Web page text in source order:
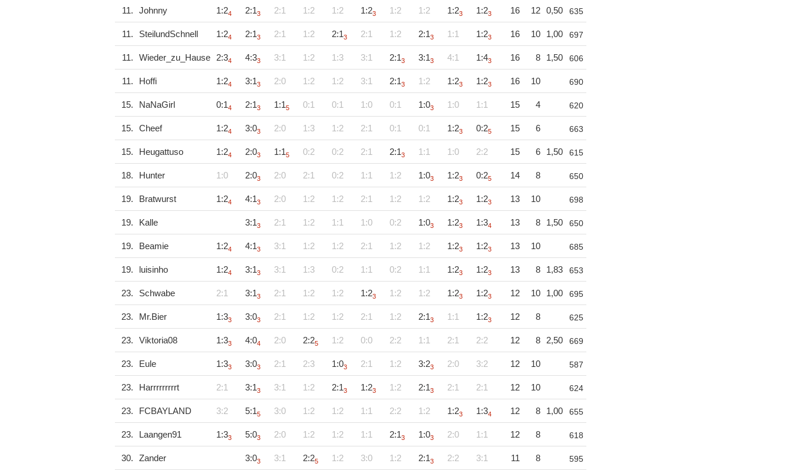
11. Johnny 1:24 2:13 2:1 1:2 1:2 1:23 1:2 1:2 1:23 1:23 16 12 0,50 635
11. SteilundSchnell 1:24 2:13 2:1 1:2 2:13 2:1 1:2 2:13 1:1 1:23 16 10 1,00 697
11. Wieder_zu_Hause 2:34 4:33 3:1 1:2 1:3 3:1 2:13 3:13 4:1 1:43 16 8 1,50 606
11. Hoffi 1:24 3:13 2:0 1:2 1:2 3:1 2:13 1:2 1:23 1:23 16 10 690
15. NaNaGirl 0:14 2:13 1:15 0:1 0:1 1:0 0:1 1:03 1:0 1:1 15 4 620
15. Cheef 1:24 3:03 2:0 1:3 1:2 2:1 0:1 0:1 1:23 0:25 15 6 663
15. Heugattuso 1:24 2:03 1:15 0:2 0:2 2:1 2:13 1:1 1:0 2:2 15 6 1,50 615
18. Hunter 1:0 2:03 2:0 2:1 0:2 1:1 1:2 1:03 1:23 0:25 14 8 650
19. Bratwurst 1:24 4:13 2:0 1:2 1:2 2:1 1:2 1:2 1:23 1:23 13 10 698
19. Kalle 3:13 2:1 1:2 1:1 1:0 0:2 1:03 1:23 1:34 13 8 1,50 650
19. Beamie 1:24 4:13 3:1 1:2 1:2 2:1 1:2 1:2 1:23 1:23 13 10 685
19. luisinho 1:24 3:13 3:1 1:3 0:2 1:1 0:2 1:1 1:23 1:23 13 8 1,83 653
23. Schwabe 2:1 3:13 2:1 1:2 1:2 1:23 1:2 1:2 1:23 1:23 12 10 1,00 695
23. Mr.Bier 1:33 3:03 2:1 1:2 1:2 2:1 1:2 2:13 1:1 1:23 12 8 625
23. Viktoria08 1:33 4:04 2:0 2:25 1:2 0:0 2:2 1:1 2:1 2:2 12 8 2,50 669
23. Eule 1:33 3:03 2:1 2:3 1:03 2:1 1:2 3:23 2:0 3:2 12 10 587
23. Harrrrrrrrrt 2:1 3:13 3:1 1:2 2:13 1:23 1:2 2:13 2:1 2:1 12 10 624
23. FCBAYLAND 3:2 5:15 3:0 1:2 1:2 1:1 2:2 1:2 1:23 1:34 12 8 1,00 655
23. Laangen91 1:33 5:03 2:0 1:2 1:2 1:1 2:13 1:03 2:0 1:1 12 8 618
30. Zander 3:03 3:1 2:25 1:2 3:0 1:2 2:13 2:2 3:1 11 8 595